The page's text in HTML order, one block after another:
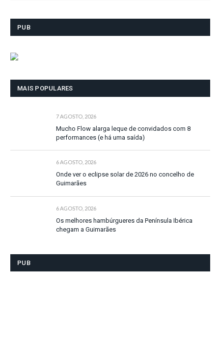
PUB
MAIS POPULARES
7 AGOSTO, 2026
Mucho Flow alarga leque de convidados com 8
performances (e há uma saída)
6 AGOSTO, 2026
Onde ver o eclipse solar de 2026 no concelho de
Guimarães
6 AGOSTO, 2026
Os melhores hambúrgueres da Península Ibérica
chegam a Guimarães
PUB